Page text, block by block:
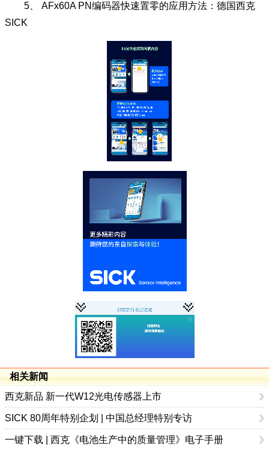
5、 AFx60A PN编码器快速置零的应用方法： 德国西克
SICK
相关新闻
西克新品 新一代W12光电传感器上市
SICK 80周年特别企划 | 中国总经理特别专访
一键下载 | 西克《电池生产中的质量管理》电子手册